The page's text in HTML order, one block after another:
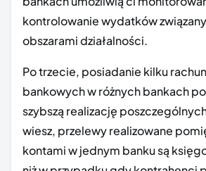
kontrolowanie wydatków
obszarami działalności.
Po trzecie, posiadanie kilku
bankowych w różnych bankach
szybszą realizację
wiesz, przelewy realizowane
kontami w jednym banku są